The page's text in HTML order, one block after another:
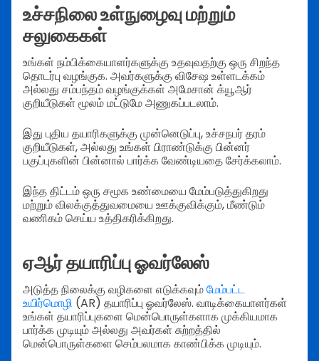
உச்சநிலை உள்நுழைவு மற்றும்
சலுகைகள்
உங்கள் நம்பிக்கையாளர்களுக்கு உதவுவதற்கு ஒரு சிறந்த
தொடர்பு வழங்குக. அவர்களுக்கு விசேஷ உள்ளடக்கம்
அல்லது சம்பந்தம் வழங்குக்கள் அமேசான் க்யூஆர்
குறியீடுகள் மூலம் மட்டுமே அணுகப்படலாம்.
இது புதிய தயாரிகளுக்கு முன்னெடுப்பு, உச்சநபர் தரம்
குறியீடுகள், அல்லது உங்கள் பிராண்டுக்கு பின்னர்
பகுப்புகளின் பின்னால் பார்க்க வேண்டியதை சேர்க்கலாம்.
இந்த திட்டம் ஒரு சமூக உண்மையை மேம்படுத்துகிறது
மற்றும் விலக்குத்துவமையை ஊக்குவிக்கும், மீண்டும்
வணிகம் செய்ய உத்திகரிக்கிறது.
ஏஆர் தயாரிப்பு ஓவர்லேஸ்
அடுத்த நிலைக்கு வழிகளை எடுக்கவும்மேம்பட்ட
உயிர்மொழி (AR) தயாரிப்பு ஓவர்லேஸ். வாடிக்கையாளர்கள்
உங்கள் தயாரிப்புகளை மென்பொருள்களாக முக்கியமாக
பார்க்க முடியும் அல்லது அவர்கள் சுற்றத்தில்
மென்பொருள்களை செம்பலமாக காண்பிக்க முடியும்.